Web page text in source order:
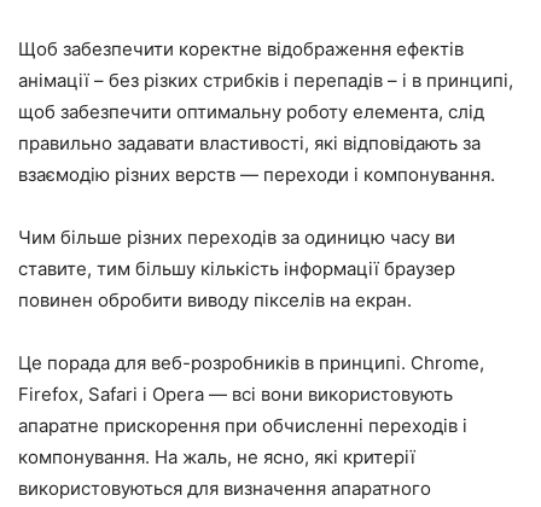
Щоб забезпечити коректне відображення ефектів
анімації – без різких стрибків і перепадів – і в принципі,
щоб забезпечити оптимальну роботу елемента, слід
правильно задавати властивості, які відповідають за
взаємодію різних верств — переходи і компонування.
Чим більше різних переходів за одиницю часу ви
ставите, тим більшу кількість інформації браузер
повинен обробити виводу пікселів на екран.
Це порада для веб-розробників в принципі. Chrome,
Firefox, Safari і Opera — всі вони використовують
апаратне прискорення при обчисленні переходів і
компонування. На жаль, не ясно, які критерії
використовуються для визначення апаратного